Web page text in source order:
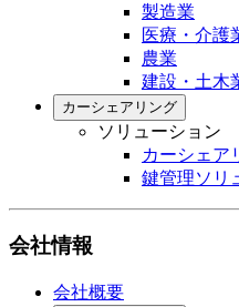
製造業
医療・介護
農業
建設・土木
カーシェアリング
ソリューション
カーシェア
鍵管理ソリ
会社情報
会社概要